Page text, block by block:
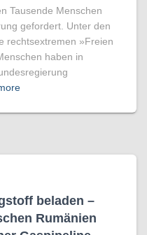
Tausende Menschen
gefordert. Unter den
rechtsextremen »Freien
haben in
beladen –
Rumänien